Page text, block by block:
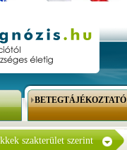
BETEGTÁJÉKOZTATÓ
szakterület szerint